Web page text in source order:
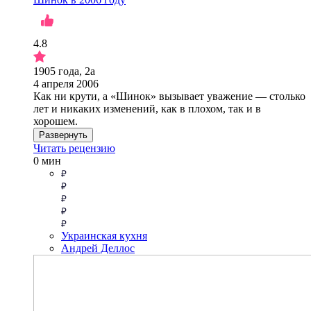
4.8
1905 года, 2а
4 апреля 2006
Как ни крути, а «Шинок» вызывает уважение — столько
лет и никаких изменений, как в плохом, так и в
хорошем.
Развернуть
Читать рецензию
0 мин
Украинская кухня
Андрей Деллос